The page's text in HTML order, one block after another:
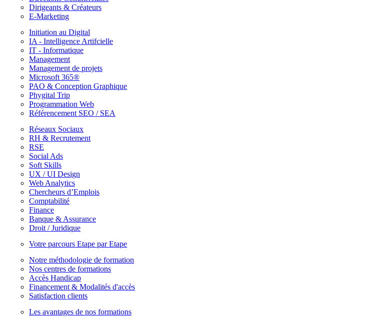
Dirigeants & Créateurs
E-Marketing
Initiation au Digital
IA - Intelligence Artifcielle
IT - Informatique
Management
Management de projets
Microsoft 365®
PAO & Conception Graphique
Phygital Trip
Programmation Web
Référencement SEO / SEA
Réseaux Sociaux
RH & Recrutement
RSE
Social Ads
Soft Skills
UX / UI Design
Web Analytics
Chercheurs d’Emplois
Comptabilité
Finance
Banque & Assurance
Droit / Juridique
Votre parcours Etape par Etape
Notre méthodologie de formation
Nos centres de formations
Accès Handicap
Financement & Modalités d'accès
Satisfaction clients
Les avantages de nos formations